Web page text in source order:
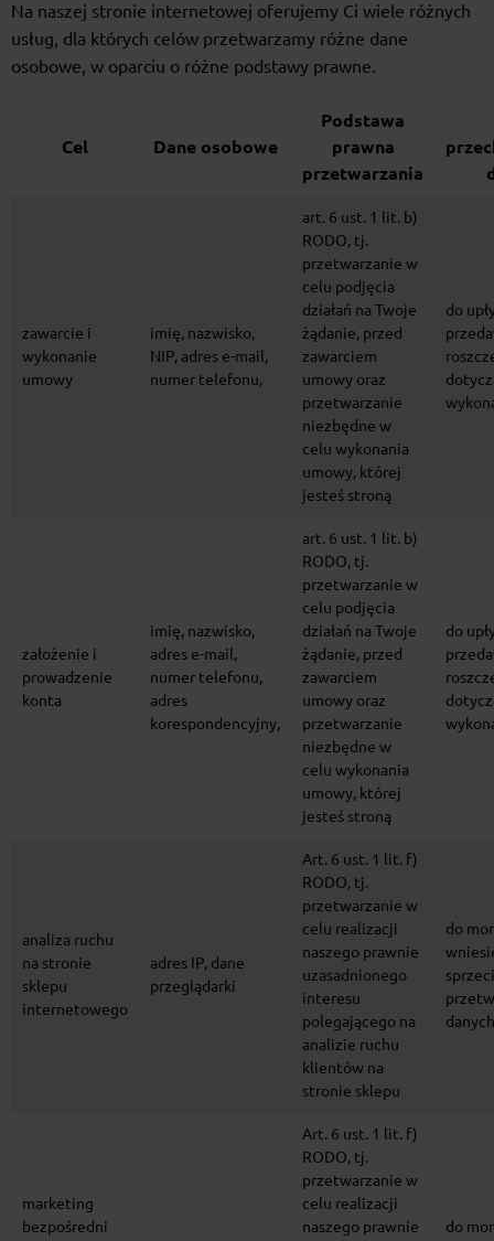
Na naszej stronie internetowej oferujemy Ci wiele różnych
usług, dla których celów przetwarzamy różne dane
osobowe, w oparciu o różne podstawy prawne.
Cel Dane osobowe
Podstawa
prawna
przetwarzania
zawarcie i
wykonanie
umowy
imię, nazwisko,
NIP, adres e-mail,
numer telefonu,
art. 6 ust. 1 lit. b)
RODO, tj.
przetwarzanie w
celu podjęcia
działań na Twoje
żądanie, przed
zawarciem
umowy oraz
przetwarzanie
niezbędne w
celu wykonania
umowy, której
jesteś stroną
do
założenie i
prowadzenie
konta
imię, nazwisko,
adres e-mail,
numer telefonu,
adres
korespondencyjny,
art. 6 ust. 1 lit. b)
RODO, tj.
przetwarzanie w
celu podjęcia
działań na Twoje
żądanie, przed
zawarciem
umowy oraz
przetwarzanie
niezbędne w
celu wykonania
umowy, której
jesteś stroną
do
analiza ruchu
na stronie
sklepu
internetowego
adres IP, dane
przeglądarki
Art. 6 ust. 1 lit. f)
RODO, tj.
przetwarzanie w
celu realizacji
naszego prawnie
uzasadnionego
interesu
polegającego na
analizie ruchu
klientów na
stronie sklepu
do
marketing
bezpośredni
Art. 6 ust. 1 lit. f)
RODO, tj.
przetwarzanie w
celu realizacji
naszego prawnie
do